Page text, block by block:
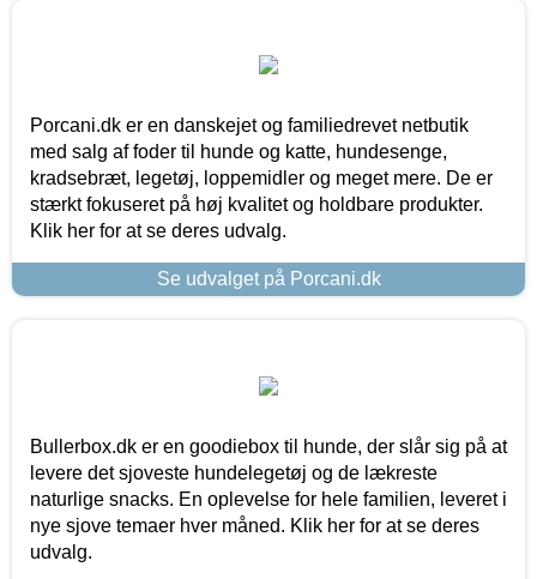
Porcani.dk er en danskejet og familiedrevet netbutik
med salg af foder til hunde og katte, hundesenge,
kradsebræt, legetøj, loppemidler og meget mere. De er
stærkt fokuseret på høj kvalitet og holdbare produkter.
Klik her for at se deres udvalg.
Se udvalget på Porcani.dk
Bullerbox.dk er en goodiebox til hunde, der slår sig på at
levere det sjoveste hundelegetøj og de lækreste
naturlige snacks. En oplevelse for hele familien, leveret i
nye sjove temaer hver måned. Klik her for at se deres
udvalg.